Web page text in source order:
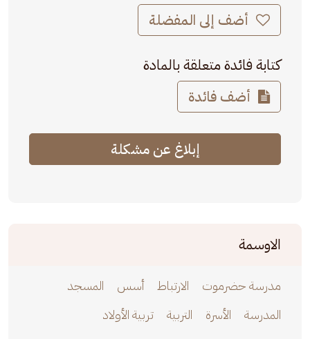
أضف إلى المفضلة
كتابة فائدة متعلقة بالمادة
أضف فائدة
إبلاغ عن مشكلة
الاوسمة
مدرسة حضرموت الارتباط أسس
المسجد
المدرسة
الأسرة التربية تربية الأولاد